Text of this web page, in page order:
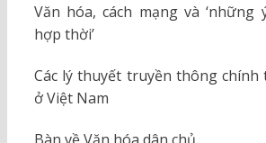
Văn hóa, cách mạng và
hợp thời’
Các lý thuyết truyền thông chính
ở Việt Nam